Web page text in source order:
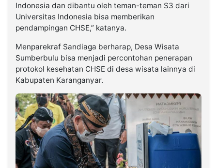
Indonesia dan dibantu oleh teman-teman S3 dari
Universitas Indonesia bisa memberikan
pendampingan CHSE,” katanya.
Menparekraf Sandiaga berharap, Desa Wisata
Sumberbulu bisa menjadi percontohan penerapan
protokol kesehatan CHSE di desa wisata lainnya di
Kabupaten Karanganyar.